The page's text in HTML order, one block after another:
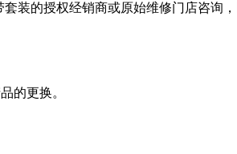
装的授权经销商或原始维修门店咨询
的更换。